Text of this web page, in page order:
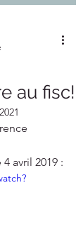
au fisc!
4 avril 2019 :